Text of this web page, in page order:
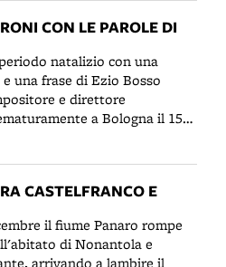
umano e urbano bolognese -
i protagonisti di un libro di
2007). Lo scrittore ha
nel dialetto bolognese,
con la s alla fine,
“forma pseudoinglese”. Agli
anche una piazzetta, che
del quartiere San Donato -
CON LE PAROLE DI
natalizio con una
una frase di Ezio Bosso
e direttore
a Bologna il 15
distribuite lungo la strada
importante che esista:
maestro amava ripetere
della Fondazione Rusconi,
luminarie, la capacità di
un'epoca caratterizzata dal
CASTELFRANCO E
il fiume Panaro rompe
di Nonantola e
arrivando a lambire il